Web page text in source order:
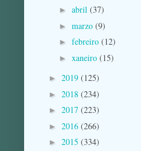
► abril (37)
► marzo (9)
► febreiro (12)
► xaneiro (15)
► 2019 (125)
► 2018 (234)
► 2017 (223)
► 2016 (266)
► 2015 (334)